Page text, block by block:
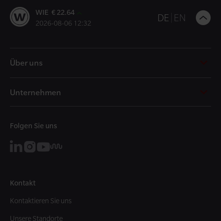
WIE € 22.64
2026-08-06 12:32 DE EN
Über uns
Unternehmen
Folgen Sie uns
Kontakt
Kontaktieren Sie uns
Unsere Standorte